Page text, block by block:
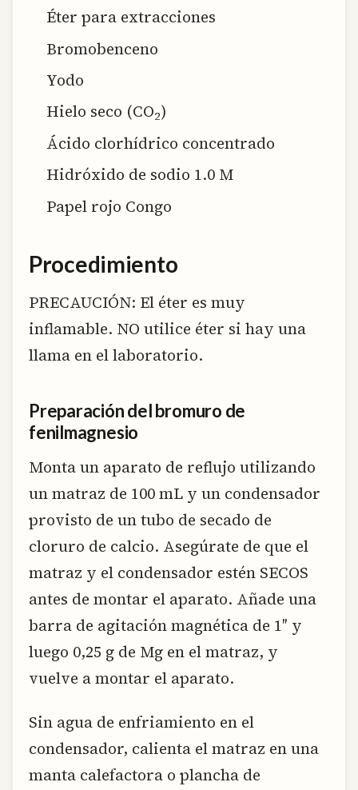
Éter para extracciones
Bromobenceno
Yodo
Hielo seco (CO2)
Ácido clorhídrico concentrado
Hidróxido de sodio 1.0 M
Papel rojo Congo
Procedimiento
PRECAUCIÓN: El éter es muy
inflamable. NO utilice éter si hay una
llama en el laboratorio.
Preparación del bromuro de
fenilmagnesio
Monta un aparato de reflujo utilizando
un matraz de 100 mL y un condensador
provisto de un tubo de secado de
cloruro de calcio. Asegúrate de que el
matraz y el condensador estén SECOS
antes de montar el aparato. Añade una
barra de agitación magnética de 1″ y
luego 0,25 g de Mg en el matraz, y
vuelve a montar el aparato.
Sin agua de enfriamiento en el
condensador, calienta el matraz en una
manta calefactora o plancha de